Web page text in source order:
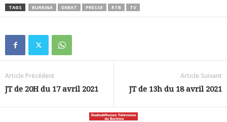
TAGS BURKINA DEBAT PRESSE RTB TV
Article Précédent
JT de 20H du 17 avril 2021
Article Suivant
JT de 13h du 18 avril 2021